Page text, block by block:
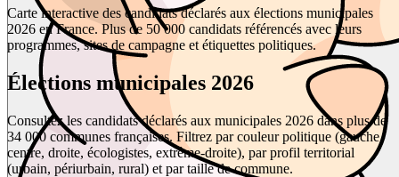
Carte interactive des candidats déclarés aux élections municipales
2026 en France. Plus de 50 000 candidats référencés avec leurs
programmes, sites de campagne et étiquettes politiques.
Élections municipales 2026
Consultez les candidats déclarés aux municipales 2026 dans plus de
34 000 communes françaises. Filtrez par couleur politique (gauche,
centre, droite, écologistes, extrême-droite), par profil territorial
(urbain, périurbain, rural) et par taille de commune.